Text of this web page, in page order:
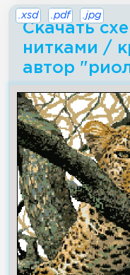
Скачать
нитками /
автор
.xsd .pdf .jpg